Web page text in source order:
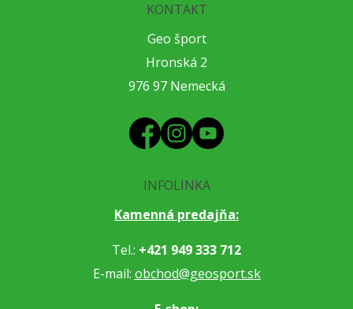
KONTAKT
Geo šport
Hronská 2
976 97 Nemecká
INFOLINKA
Kamenná predajňa:
Tel.: +421 949 333 712
E-mail: obchod@geosport.sk